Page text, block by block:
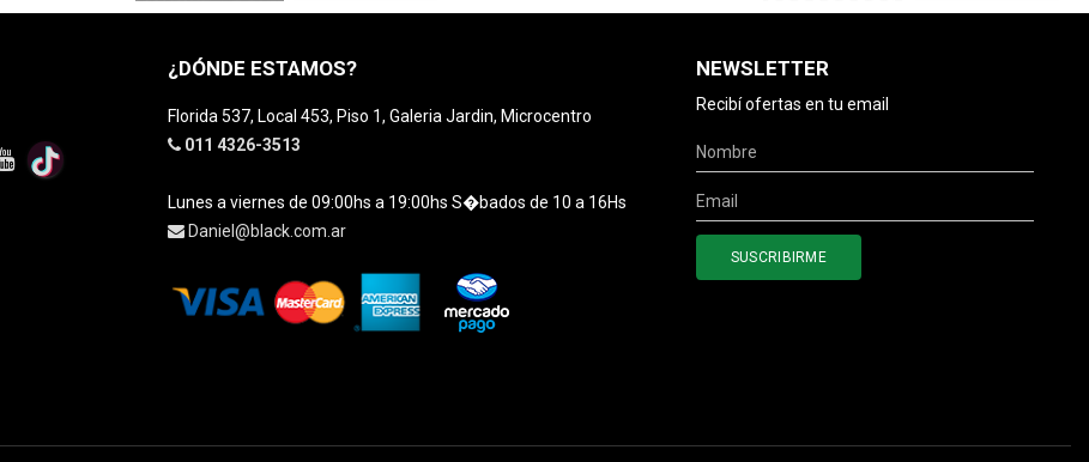
¿DÓNDE ESTAMOS?
Florida 537, Local 453, Piso 1, Galeria Jardin, Microcentro
011 4326-3513
Lunes a viernes de 09:00hs a 19:00hs S�bados de 10 a 16Hs
Daniel@black.com.ar
NEWSLETTER
Recibí ofertas en tu email